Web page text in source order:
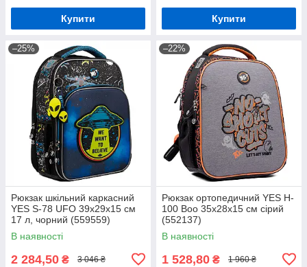
Купити Купити
–25%
Рюкзак шкільний каркасний
YES S-78 UFO 39х29х15 см
17 л, чорний (559559)
В наявності
2 284,50 ₴ 3 046 ₴
–22%
Рюкзак ортопедичний YES H-
100 Boo 35х28х15 см сірий
(552137)
В наявності
1 528,80 ₴ 1 960 ₴